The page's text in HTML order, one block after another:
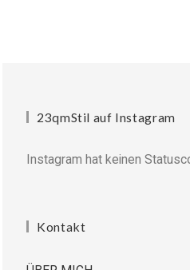
23qmStil auf Instagram
Instagram hat keinen
Kontakt